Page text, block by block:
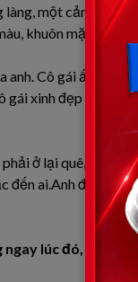
làng, một cảnh
khuôn mặt sạm
anh. Cô gái ấy giờ
gái xinh đẹp nhất
ở lại quê, còn
đến ai.Anh đứng
lúc đó, một